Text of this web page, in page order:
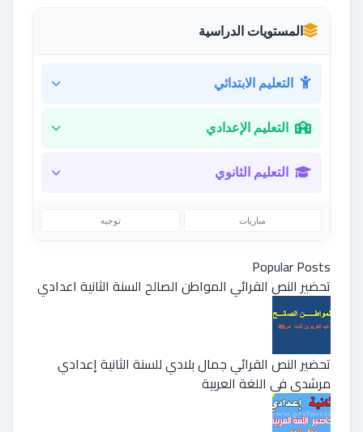
المستويات الدراسية
التعليم الابتدائي
التعليم الإعدادي
التعليم الثانوي
مباريات توجيه
Popular Posts
تحضير النص القرائي المواطن الصالح السنة الثانية اعدادي
تحضير النص القرائي جمال بلادي للسنة الثانية إعدادي
مرشدي في اللغة العربية